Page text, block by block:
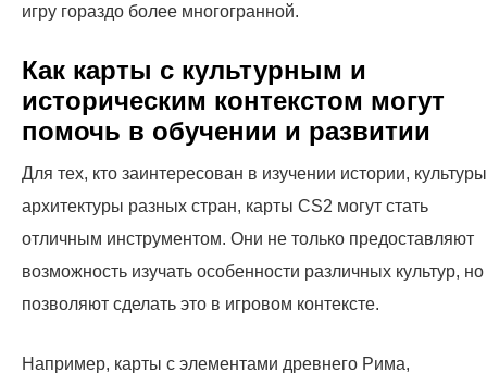
игру гораздо более многогранной.
Как карты с культурным и
историческим контекстом могут
помочь в обучении и развитии
Для тех, кто заинтересован в изучении истории,
архитектуры разных стран, карты CS2 могут стать
отличным инструментом. Они не только предоставляют
возможность изучать особенности различных культур, но
позволяют сделать это в игровом контексте.
Например, карты с элементами древнего Рима,